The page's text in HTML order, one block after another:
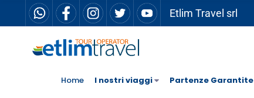
Etlim Travel srl
Home I nostri viaggi Partenze Garantite